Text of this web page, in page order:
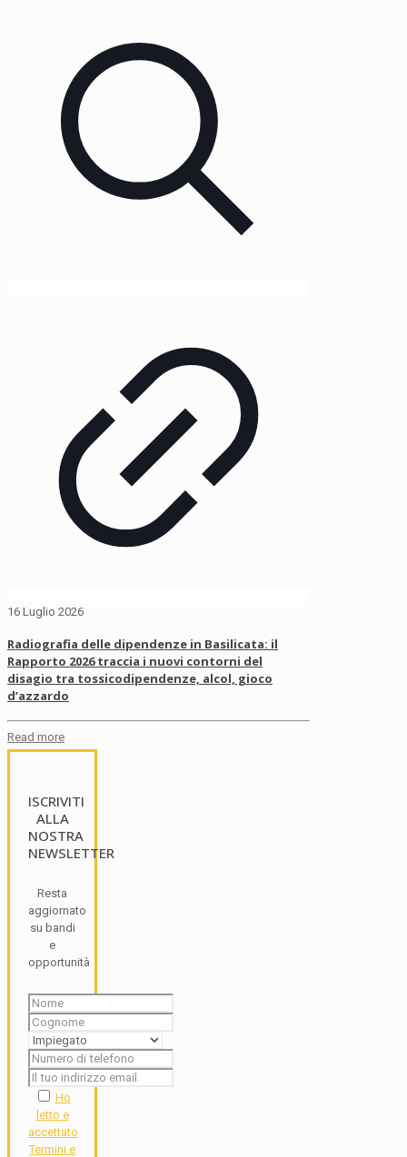
16 Luglio 2026
Radiografia delle dipendenze in Basilicata: il
Rapporto 2026 traccia i nuovi contorni del
disagio tra tossicodipendenze, alcol, gioco
d’azzardo
Read more
ISCRIVITI
ALLA
NOSTRA
NEWSLETTER
Resta
aggiornato
su bandi
e
opportunità
Ho
letto e
accettato
Termini e